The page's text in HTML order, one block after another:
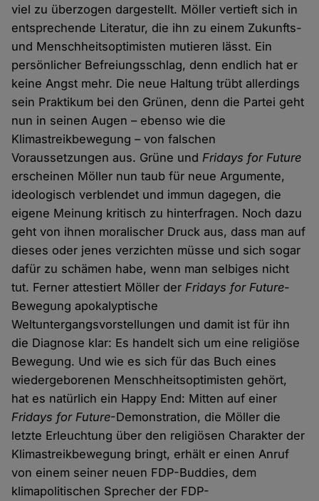
viel zu überzogen dargestellt. Möller vertieft sich in
entsprechende Literatur, die ihn zu einem Zukunfts-
und Menschheitsoptimisten mutieren lässt. Ein
persönlicher Befreiungsschlag, denn endlich hat er
keine Angst mehr. Die neue Haltung trübt allerdings
sein Praktikum bei den Grünen, denn die Partei geht
nun in seinen Augen – ebenso wie die
Klimastreikbewegung – von falschen
Voraussetzungen aus. Grüne und Fridays for Future
erscheinen Möller nun taub für neue Argumente,
ideologisch verblendet und immun dagegen, die
eigene Meinung kritisch zu hinterfragen. Noch dazu
geht von ihnen moralischer Druck aus, dass man auf
dieses oder jenes verzichten müsse und sich sogar
dafür zu schämen habe, wenn man selbiges nicht
tut. Ferner attestiert Möller der Fridays for Future-
Bewegung apokalyptische
Weltuntergangsvorstellungen und damit ist für ihn
die Diagnose klar: Es handelt sich um eine religiöse
Bewegung. Und wie es sich für das Buch eines
wiedergeborenen Menschheitsoptimisten gehört,
hat es natürlich ein Happy End: Mitten auf einer
Fridays for Future-Demonstration, die Möller die
letzte Erleuchtung über den religiösen Charakter der
Klimastreikbewegung bringt, erhält er einen Anruf
von einem seiner neuen FDP-Buddies, dem
klimapolitischen Sprecher der FDP-